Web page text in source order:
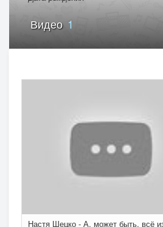
Видео1
Настя Шецко - А, может быть, всё